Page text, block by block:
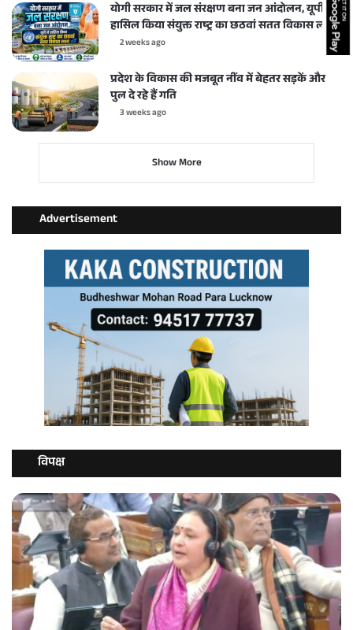
योगी सरकार में जल संरक्षण बना जन आंदोलन, यूपी ने
हासिल किया संयुक्त राष्ट्र का छठवां सतत विकास लक्ष्य
2 weeks ago
प्रदेश के विकास की मजबूत नींव में बेहतर सड़कें और
पुल दे रहे हैं गति
3 weeks ago
Show More
Advertisement
विपक्ष